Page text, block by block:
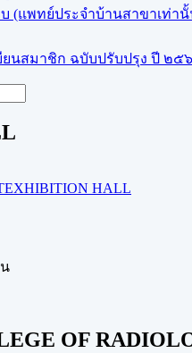
(แพทย์ประจำบ้านสาขาเท่า
ยนสมาชิก ฉบับปรับปรุง ปี ๒
EXHIBITION HALL
OF